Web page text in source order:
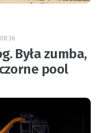
08:36
Była zumba,
pool